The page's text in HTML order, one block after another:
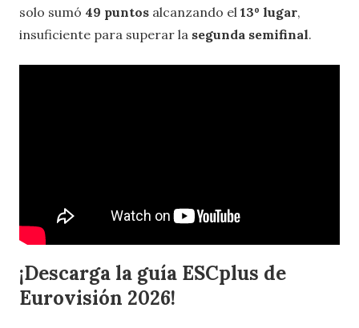
solo sumó 49 puntos alcanzando el 13º lugar,
insuficiente para superar la segunda semifinal.
¡Descarga la guía ESCplus de
Eurovisión 2026!